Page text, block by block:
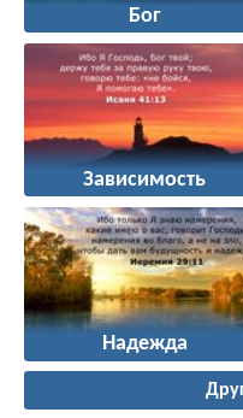
Бог
Зависимость
Надежда